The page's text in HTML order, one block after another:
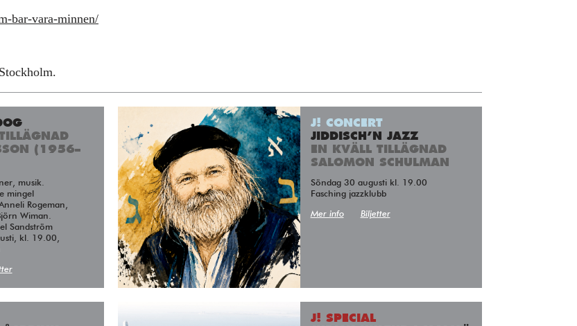
bar-vara-minnen/
(1956–
musik.
mingel
Rogeman,
Wiman.
Sandström
kl. 19.00,
J! CONCERT
JIDDISCH’N JAZZ
EN KVÄLL TILLÄGNAD
SALOMON SCHULMAN
Söndag 30 augusti kl. 19.00
Fasching jazzklubb
Mer info Biljetter
J! SPECIAL